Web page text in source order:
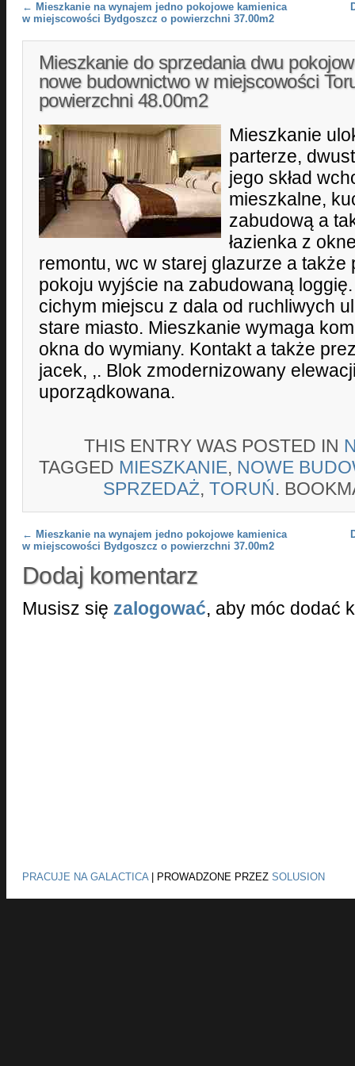
Post navigation
← Mieszkanie na wynajem jedno pokojowe kamienica
w miejscowości Bydgoszcz o powierzchni 37.00m2
Mieszkanie do sprzedania dwu
nowe budownictwo w miejscowości
powierzchni 48.00m2
Mieszkanie
parterze,
jego skład
mieszkalne,
zabudową a
łazienka z
remontu, wc w starej glazurze a
pokoju wyjście na zabudowaną
cichym miejscu z dala od ruchliwych
stare miasto. Mieszkanie wymaga
okna do wymiany. Kontakt a także
jacek, ,. Blok zmodernizowany
uporządkowana.
THIS ENTRY WAS POSTED IN
TAGGED MIESZKANIE, NOWE
SPRZEDAŻ, TORUŃ.
Post navigation
← Mieszkanie na wynajem jedno pokojowe kamienica
w miejscowości Bydgoszcz o powierzchni 37.00m2
Dodaj komentarz
Musisz się zalogować, aby móc dodać
PRACUJE NA GALACTICA| PROWADZONE PRZEZ SOLUSION